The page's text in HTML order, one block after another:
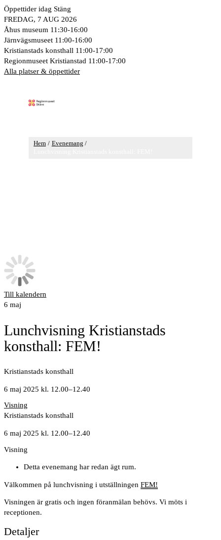
Hoppa
till
innehåll
Öppettider idag Stäng
FREDAG, 7 AUG 2026
Åhus museum 11:30-16:00
Järnvägsmuseet 11:00-16:00
Kristianstads konsthall 11:00-17:00
Regionmuseet Kristianstad 11:00-17:00
Alla platser & öppettider
Hem
Evenemang
Till kalendern
6 maj
Lunchvisning Kristianstads
konsthall: FEM!
Kristianstads konsthall
6 maj 2025 kl. 12.00–12.40
Visning
Kristianstads konsthall
6 maj 2025 kl. 12.00–12.40
Visning
Detta evenemang har redan ägt rum.
Välkommen på lunchvisning i utställningen FEM!
Visningen är gratis och ingen föranmälan behövs. Vi möts i
receptionen.
Detaljer